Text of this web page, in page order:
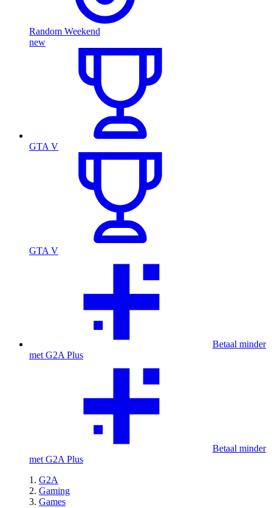
Random Weekend
new
GTA V
GTA V
Betaal minder
met G2A Plus
Betaal minder
met G2A Plus
G2A
Gaming
Games